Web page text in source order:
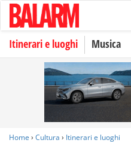
Itinerari e luoghi Musica
Home › Cultura › Itinerari e luoghi